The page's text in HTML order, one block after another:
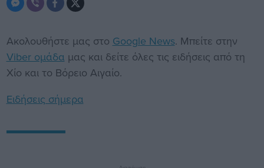
Ακολουθήστε μας στο Google News. Μπείτε στην
Viber ομάδα μας και δείτε όλες τις ειδήσεις από τη
Χίο και το Βόρειο Αιγαίο.
Ειδήσεις σήμερα